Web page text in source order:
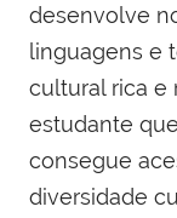
desenvolve
linguagens e
cultural rica e
estudante
consegue
diversidade